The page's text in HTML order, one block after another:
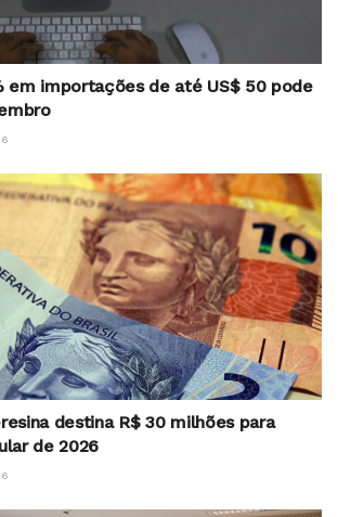
em importações de até US$ 50 pode
destina R$ 30 milhões para
de 2026